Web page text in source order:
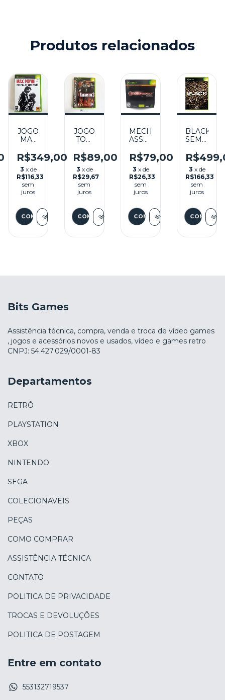
Produtos relacionados
JOGO
MAX
2 THE
FALL
OF
MAX
PAYNE
SEMINOVO
XBOX
R$349,00
3 x de
R$116,33
sem
juros
JOGO
TOM
RAINBOW
SIX 3
SEMINOVO
-
XBOX
R$89,00
3 x de
R$29,67
sem
juros
MECH
ASSAULT
(CAPA
DURA)
-
XBOX
R$79,00
3 x de
R$26,33
sem
juros
BLACK
XBOX
3 x de
R$166,33
sem
juros
Bits Games
Assistência técnica, compra, venda e troca de vídeo games
, jogos e acessórios novos e usados, vídeo e games retro
CNPJ: 54.427.029/0001-83
Departamentos
RETRÔ
PLAYSTATION
XBOX
NINTENDO
SEGA
COLECIONAVEIS
PEÇAS
COMO COMPRAR
ASSISTÊNCIA TÉCNICA
CONTATO
POLITICA DE PRIVACIDADE
TROCAS E DEVOLUÇÕES
POLITICA DE POSTAGEM
Entre em contato
553132719537